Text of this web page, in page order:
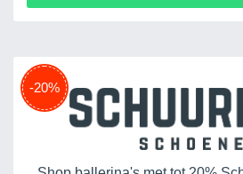
-20%